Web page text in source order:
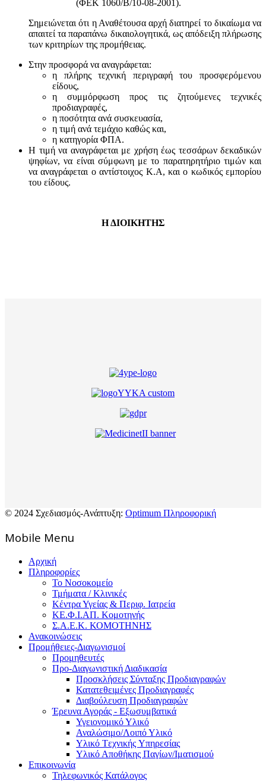
(ΦΕΚ 1060/Β/10-08-2001).
Σημειώνεται ότι η Αναθέτουσα αρχή διατηρεί το δικαίωμα να
απαιτεί τα παραπάνω δικαιολογητικά, ως απόδειξη πλήρωσης
των κριτηρίων της προμήθειας.
Στην προσφορά να αναγράφεται:
η πλήρης τεχνική περιγραφή του προσφερόμενου
είδους,
η συμμόρφωση προς τις ζητούμενες τεχνικές
προδιαγραφές,
η ποσότητα ανά συσκευασία,
η τιμή ανά τεμάχιο καθώς και,
η κατηγορία ΦΠΑ.
Η τιμή να αναγράφεται με χρήση έως τεσσάρων δεκαδικών
ψηφίων, να είναι σύμφωνη με το παρατηρητήριο τιμών και
να αναγράφεται ο αντίστοιχος Κ.Α, και ο κωδικός εμπορίου
του είδους.
Η ΔΙΟΙΚΗΤΗΣ
© 2024 Σχεδιασμός-Ανάπτυξη: Optimum Πληροφορική
Mοbile Menu
Αρχική
Πληροφορίες
Το Νοσοκομείο
Τμήματα / Κλινικές
Κέντρα Υγείας & Περιφ. Ιατρεία
ΚΕ.Φ.Ι.ΑΠ. Κομοτηνής
Σ.Α.Ε.Κ. ΚΟΜΟΤΗΝΗΣ
Ανακοινώσεις
Προμήθειες-Διαγωνισμοί
Προμηθευτές
Προ-Διαγωνιστική Διαδικασία
Προσκλήσεις Σύνταξης Προδιαγραφών
Κατατεθειμένες Προδιαγραφές
Διαβούλευση Προδιαγραφών
Έρευνα Αγοράς - Εξωσυμβατικά
Υγειονομικό Υλικό
Αναλώσιμο/Λοιπό Υλικό
Υλικό Tεχνικής Yπηρεσίας
Υλικό Αποθήκης Παγίων/Ιματισμού
Επικοινωνία
Τηλεφωνικός Κατάλογος